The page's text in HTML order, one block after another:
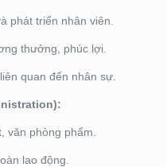
phát triển nhân viên.
thưởng, phúc lợi.
quan đến nhân sự.
văn phòng phẩm.
lao động.